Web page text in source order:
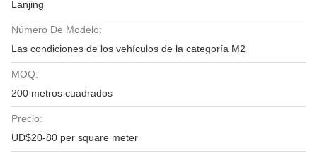
Lanjing
Número De Modelo:
Las condiciones de los vehículos de la categoría M2
MOQ:
200 metros cuadrados
Precio:
UD$20-80 per square meter